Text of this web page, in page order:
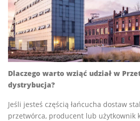
Dlaczego warto wziąć udział w
dystrybucja?
Jeśli jesteś częścią łańcucha dostaw
przetwórca, producent lub użytkownik